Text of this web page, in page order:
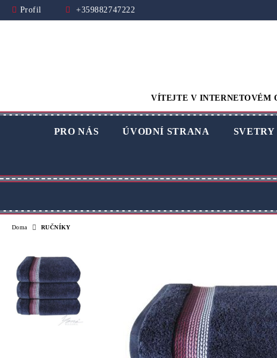
Profil +359882747222
VÍTEJTE V INTERNETOVÉM
PRO NÁS ÚVODNÍ STRANA SVETRY
Doma RUČNÍKY